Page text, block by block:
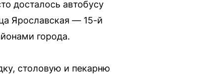
досталось автобусу
Ярославская — 15-й
города.
столовую и пекарню